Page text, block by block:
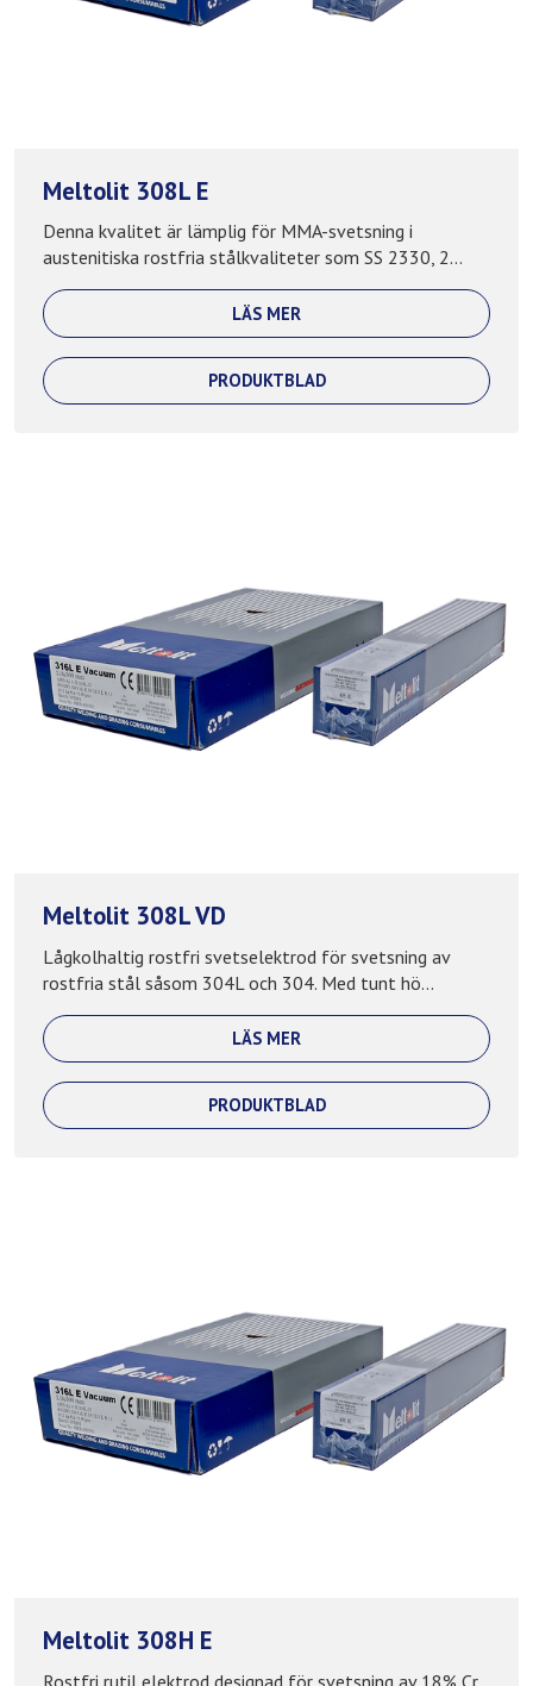
Meltolit 308L E
Denna kvalitet är lämplig för MMA-svetsning i
austenitiska rostfria stålkvaliteter som SS 2330, 2...
LÄS MER
PRODUKTBLAD
Meltolit 308L VD
Lågkolhaltig rostfri svetselektrod för svetsning av
rostfria stål såsom 304L och 304. Med tunt hö...
LÄS MER
PRODUKTBLAD
Meltolit 308H E
Rostfri rutil elektrod designad för svetsning av 18% Cr